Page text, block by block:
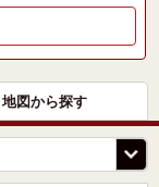
地図から探す